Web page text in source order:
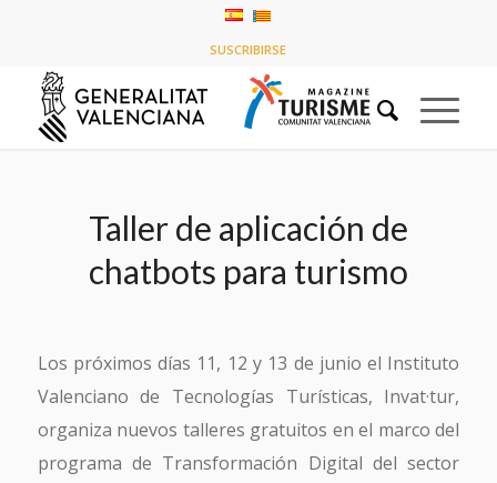
SUSCRIBIRSE
Taller de aplicación de chatbots para turismo
Taller de aplicación de
chatbots para turismo
Los próximos días 11, 12 y 13 de junio el Instituto
Valenciano de Tecnologías Turísticas, Invat·tur,
organiza nuevos talleres gratuitos en el marco del
programa de Transformación Digital del sector